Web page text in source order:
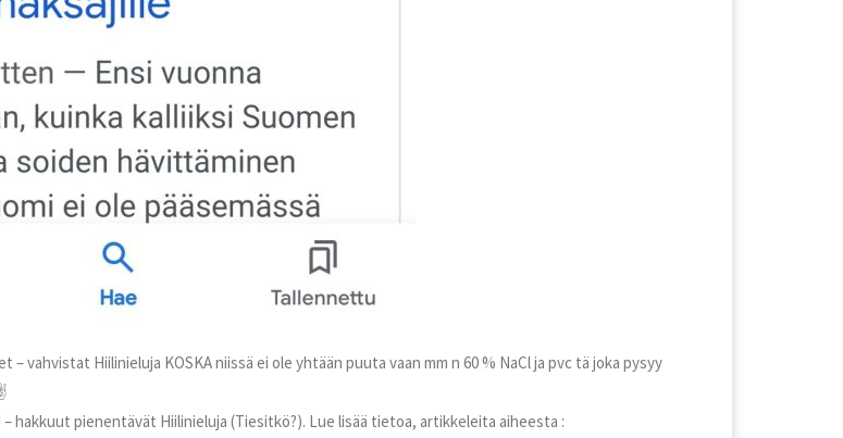
– vahvistat Hiilinieluja KOSKA niissä ei ole yhtään puuta vaan mm n 60 % NaCl ja pvc tä joka pysyy
hakkuut pienentävät Hiilinieluja (Tiesitkö?). Lue lisää tietoa, artikkeleita aiheesta :